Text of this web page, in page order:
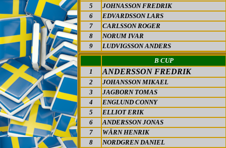
5
JOHNASSON FREDRIK
6
EDVARDSSON LARS
7
CARLSSON ROGER
8
NORUM IVAR
9
LUDVIGSSON ANDERS
B CUP
1
ANDERSSON FREDRIK
2
JOHANSSON MIKAEL
3
JAGBORN TOMAS
4
ENGLUND CONNY
5
ELLIOT ERIK
6
ANDERSSON JONAS
7
WÄRN HENRIK
8
NORDGREN DANIEL